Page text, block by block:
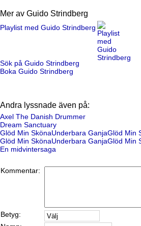
Mer av Guido Strindberg
Playlist med Guido Strindberg
Sök på Guido Strindberg
Boka Guido Strindberg
Andra lyssnade även på:
Axel The Danish Drummer
Dream Sanctuary
Glöd Min SkönaUnderbara GanjaGlöd Min
Glöd Min SkönaUnderbara GanjaGlöd Min
En midvintersaga
Kommentar:
Betyg: